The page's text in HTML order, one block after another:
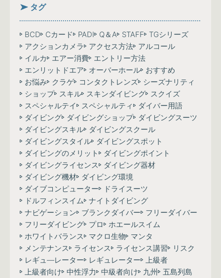
タグ
BCD Cカード PADI Q＆A STAFF TGシリーズ
アクションカメラ
アクセス方法 アルコール
イルカ
エアー消費 エントリー方法
エンリットドエア
オーバーホール おすすめ
お悩み
クラゲ コンタクトレンズ シーズナリティ
ショップ スキル スキンダイビング スクイズ
スペシャルテイ
スペシャルティ
ダイバー用語
ダイビング
ダイビングショップ
ダイビングスーツ
ダイビングスキル
ダイビングスクール
ダイビングスタイル
ダイビングスポット
ダイビングのメリット
ダイビングポイント
ダイビングライセンス
ダイビング器材
ダイビング機材
ダイビング環境
ダイブコンピューター
ドライスーツ
ドルフィンスイム ナイトダイビング
ナビゲーション
ブランクダイバー
フリーダイバー
フリーダイビング プロ
ホエールスイム
ホワイトバランス
マクロ生物
マンタ
メンテナンス
ライセンス ライセンス講習
リスク
レギュ―レーター
レギュレーター 上級者
上級者向け 中性浮力 中級者向け 九州
五島列島